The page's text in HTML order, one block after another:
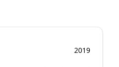
2019